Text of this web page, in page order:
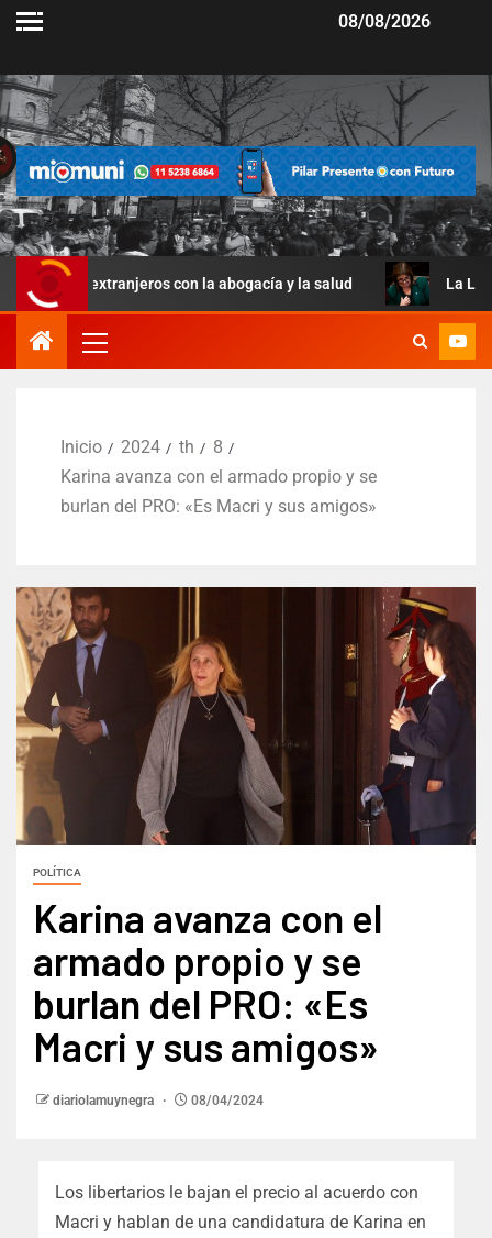
08/08/2026
extranjeros con la abogacía y la salud La Ley de
Inicio 2024 th
8
Karina avanza con el armado propio y se
burlan del PRO: «Es Macri y sus amigos»
POLÍTICA
Karina avanza con el
armado propio y se
burlan del PRO: «Es
Macri y sus amigos»
diariolamuynegra 08/04/2024
Los libertarios le bajan el precio al acuerdo con
Macri y hablan de una candidatura de Karina en